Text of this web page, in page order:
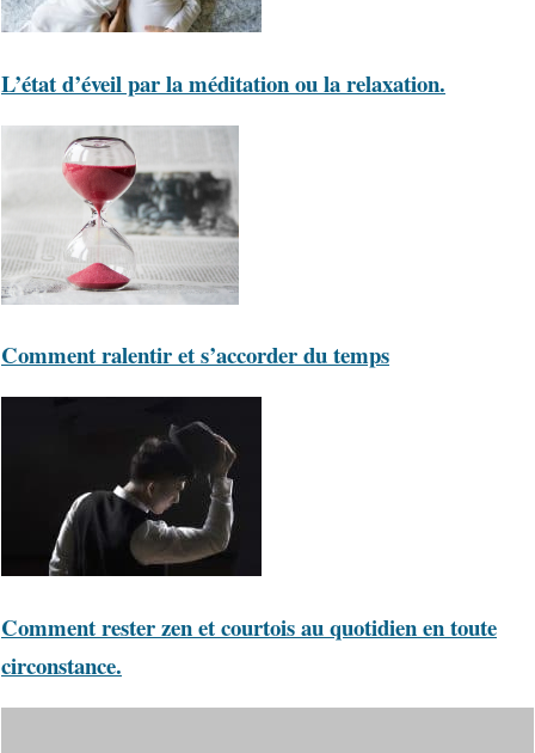
L’état d’éveil par la méditation ou la relaxation.
Comment ralentir et s’accorder du temps
Comment rester zen et courtois au quotidien en toute
circonstance.